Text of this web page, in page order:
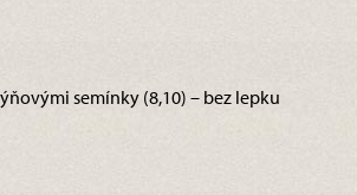
semínky (8,10) – bez lepku